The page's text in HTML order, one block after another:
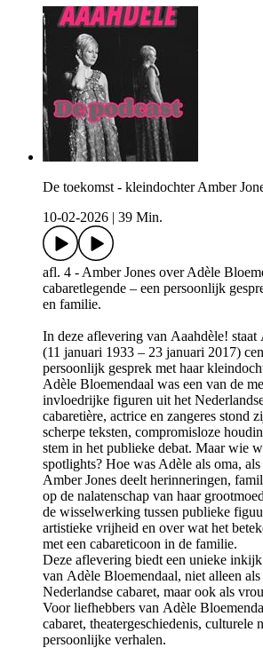
De toekomst - kleindochter Amber
10-02-2026 | 39 Min.
afl. 4 - Amber Jones over Adèle
cabaretlegende – een persoonlijk
en familie.
In deze aflevering van Aaahdèle! staat
(11 januari 1933 – 23 januari 2017)
persoonlijk gesprek met haar
Adèle Bloemendaal was een van de
invloedrijke figuren uit het
cabaretière, actrice en zangeres stond
scherpe teksten, compromisloze
stem in het publieke debat. Maar wie
spotlights? Hoe was Adèle als oma,
Amber Jones deelt herinneringen,
op de nalatenschap van haar
de wisselwerking tussen publieke
artistieke vrijheid en over wat het
met een cabareticoon in de familie.
Deze aflevering biedt een unieke
van Adèle Bloemendaal, niet alleen
Nederlandse cabaret, maar ook als
Voor liefhebbers van Adèle
cabaret, theatergeschiedenis, culturele
persoonlijke verhalen.